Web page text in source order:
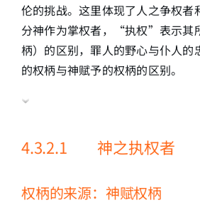
伦的挑战。这里体现了人之争权者
分神作为掌权者，“执权”表示其
柄）的区别，罪人的野心与仆人的
的权柄与神赋予的权柄的区别。
4.3.2.1 神之执权者
权柄的来源：神赋权柄